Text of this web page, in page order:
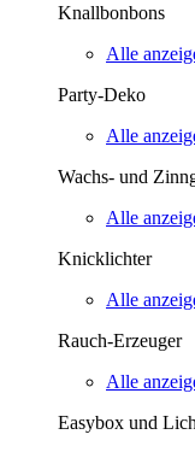
Knallbonbons
Alle
Party-Deko
Alle
Wachs- und
Alle
Knicklichter
Alle
Rauch-Erzeuger
Alle
Easybox und